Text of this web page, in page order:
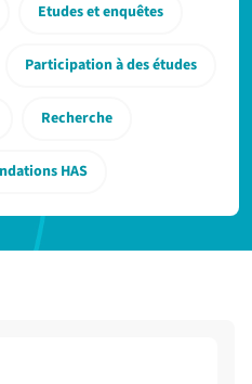
Etudes et enquêtes
Participation à des études
Recherche
HAS